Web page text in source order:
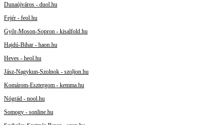
Dunaújváros - duol.hu
Fejér - feol.hu
Győr-Moson-Sopron - kisalfold.hu
Hajdú-Bihar - haon.hu
Heves - heol.hu
Jász-Nagykun-Szolnok - szoljon.hu
Komárom-Esztergom - kemma.hu
Nógrád - nool.hu
Somogy - sonline.hu